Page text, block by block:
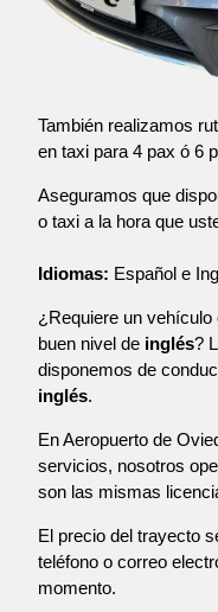
También realizamos
en taxi para 4 pax ó 6
Aseguramos que
o taxi a la hora que
Idiomas: Español e
¿Requiere un
buen nivel de inglés?
disponemos de
inglés.
En Aeropuerto de
servicios, nosotros
son las mismas
El precio del trayecto
teléfono o correo
momento.